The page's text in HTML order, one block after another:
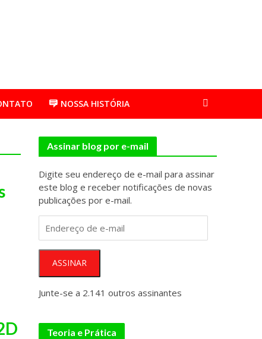
NOSSA HISTÓRIA
Assinar blog por e-mail
Digite seu endereço de e-mail para assinar
este blog e receber notificações de novas
publicações por e-mail.
de
e-
mailASSINAR
Junte-se a 2.141 outros assinantes
Teoria e Prática